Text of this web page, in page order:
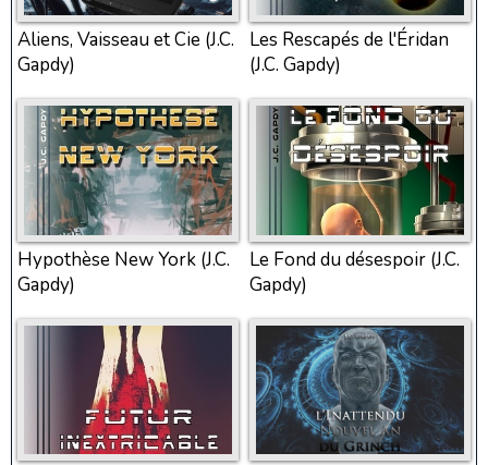
Aliens, Vaisseau et Cie (J.C.
Gapdy)
Les Rescapés de l'Éridan
(J.C. Gapdy)
Hypothèse New York (J.C.
Gapdy)
Le Fond du désespoir (J.C.
Gapdy)